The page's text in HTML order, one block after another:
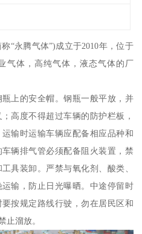
“永腾气体”)成立于2010年，位于
气体，高纯气体，液态气体的厂
上的安全帽。钢瓶一般平放，并
高度不得超过车辆的防护栏板，
输时运输车辆应配备相应品种和
辆排气管必须配备阻火装置，禁
具装卸。严禁与氧化剂、酸类、
输，防止日光曝晒。中途停留时
按规定路线行驶，勿在居民区和
止溜放。